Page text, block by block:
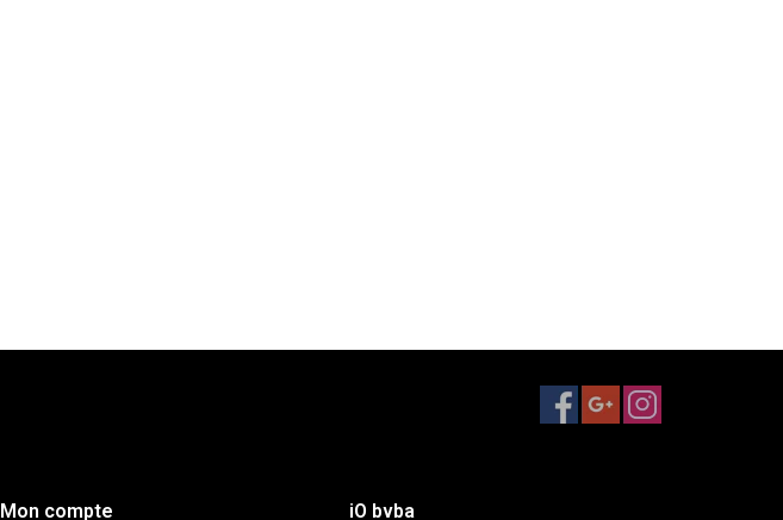
Mon compte iO bvba